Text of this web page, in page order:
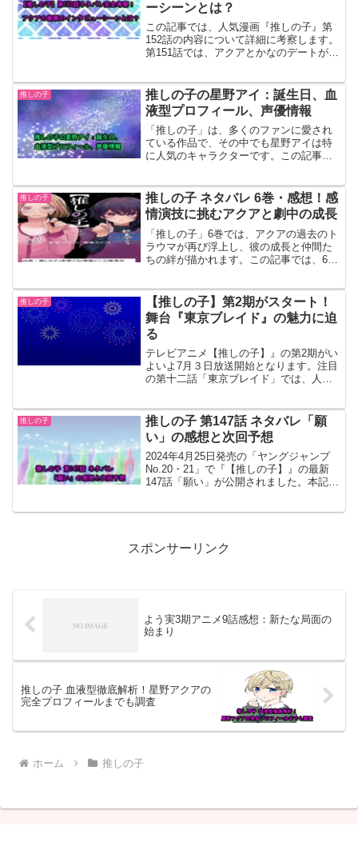
ーシーンとは？
この記事では、人気漫画『推しの子』第
152話の内容について詳細に考察します。
第151話では、アクアとかなのデートが描
開が待っているのでしょうか？今回は映
画「15年の嘘」の試写上映やアクアのイ
ンタビューシーンについても触れていき
ます。
推しの子
推しの子の星野アイ：誕生日、血
液型プロフィール、声優情報
「推しの子」は、多くのファンに愛され
ている作品で、その中でも星野アイは特
に人気のキャラクターです。この記事で
ついて詳しく紹介します。これらの情報
を通じて、星野アイの魅力にさらに迫っ
ていきましょう。
推しの子
推しの子 ネタバレ 6巻・感想！感
情演技に挑むアクアと劇中の成長
「推しの子」6巻では、アクアの過去のト
ラウマが再び浮上し、彼の成長と仲間た
ちの絆が描かれます。この記事では、6巻
考察します。最新巻の展開を知りたい方
や、今後のストーリー展開に興味がある
方は、ぜひ最後までご覧ください。ま
た、記事内では電子書籍や動画配信サー
ビスの情報も紹介していますので、興味
のある方はチェックしてみてください。
推しの子
【推しの子】第2期がスタート！
舞台『東京ブレイド』の魅力に迫
る
テレビアニメ【推しの子】』の第2期がい
よいよ7月３日放送開始となります。注目
の第十二話「東京ブレイド」では、人気
『かぐや様は告らせたい』の赤坂アカと
『クズの本懐』の横槍メンゴが手がけ
る、芸能界を描いた話題作です。新たな
キャラクターや展開が盛りだくさんの第2
期に期待が高まります。本記事では、第2
期の見どころやキャラクターの関係性、
推しの子
推しの子 第147話 ネタバレ「願
い」の感想と次回予想
2024年4月25日発売の「ヤングジャンプ
No.20・21」で『【推しの子】』の最新
147話「願い」が公開されました。本記事
ぜひ最後までご覧ください。
スポンサーリンク
よう実3期アニメ9話感想：新たな局面の
始まり
推しの子 血液型徹底解析！星野アクアの
完全プロフィールまでも調査
ホーム 推しの子